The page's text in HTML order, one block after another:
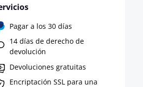
Pagar a los 30 días
14 días de derecho de
devolución
Devoluciones gratuitas
Encriptación SSL para una